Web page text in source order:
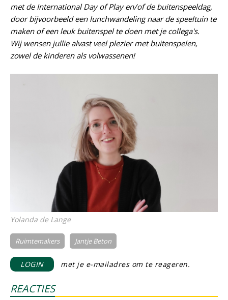
met de International Day of Play en/of de buitenspeeldag,
door bijvoorbeeld een lunchwandeling naar de speeltuin te
maken of een leuk buitenspel te doen met je collega's.
Wij wensen jullie alvast veel plezier met buitenspelen,
zowel de kinderen als volwassenen!
Yolanda de Lange
Ruimtemakers Jantje Beton
LOGIN met je e-mailadres om te reageren.
REACTIES